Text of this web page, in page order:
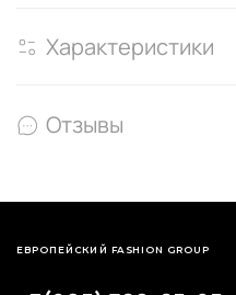
Характеристики
Отзывы
ЕВРОПЕЙСКИЙ FASHION GROUP